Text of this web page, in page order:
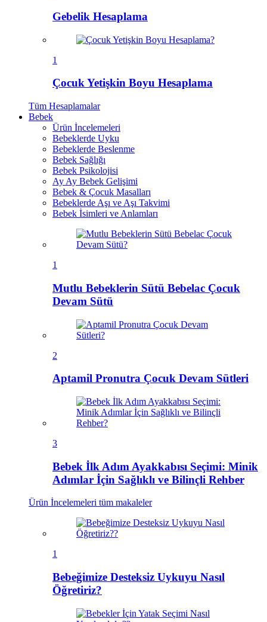
Gebelik Hesaplama
1
Çocuk Yetişkin Boyu Hesaplama
Tüm Hesaplamalar
Bebek
Ürün İncelemeleri
Bebeklerde Uyku
Bebeklerde Beslenme
Bebek Sağlığı
Bebek Psikolojisi
Ay Ay Bebek Gelişimi
Bebek & Çocuk Masalları
Bebeklerde Aşı ve Aşı Takvimi
Bebek İsimleri ve Anlamları
1
Mutlu Bebeklerin Sütü Bebelac Çocuk
Devam Sütü
2
Aptamil Pronutra Çocuk Devam Sütleri
3
Bebek İlk Adım Ayakkabısı Seçimi: Minik
Adımlar İçin Sağlıklı ve Bilinçli Rehber
Ürün İncelemeleri tüm makaleler
1
Bebeğimize Desteksiz Uykuyu Nasıl
Öğretiriz?